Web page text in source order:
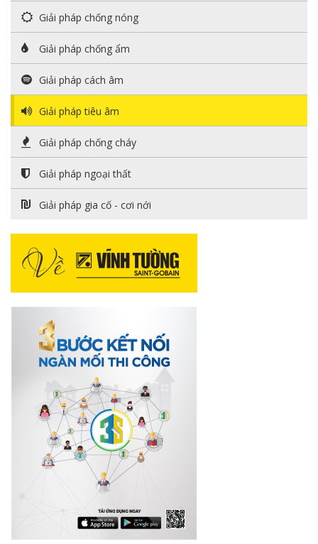
Giải pháp chống nóng
Giải pháp chống ẩm
Giải pháp cách âm
Giải pháp tiêu âm
Giải pháp chống cháy
Giải pháp ngoại thất
Giải pháp gia cố - cơi nới